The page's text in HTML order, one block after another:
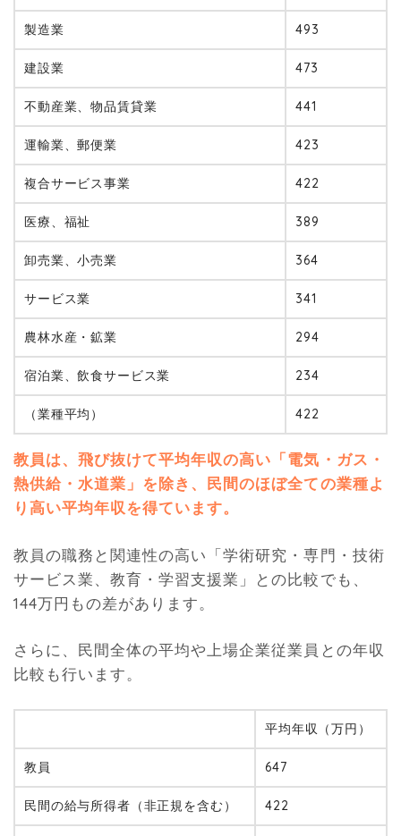
製造業 493
建設業 473
不動産業、物品賃貸業 441
運輸業、郵便業 423
複合サービス事業 422
医療、福祉 389
卸売業、小売業 364
サービス業 341
農林水産・鉱業 294
宿泊業、飲食サービス業 234
（業種平均） 422
教員は、飛び抜けて平均年収の高い「電気・ガス・
熱供給・水道業」を除き、民間のほぼ全ての業種よ
り高い平均年収を得ています。
教員の職務と関連性の高い「学術研究・専門・技術
サービス業、教育・学習支援業」との比較でも、
144万円もの差があります。
さらに、民間全体の平均や上場企業従業員との年収
比較も行います。
平均年収（万円）
教員 647
民間の給与所得者（非正規を含む） 422